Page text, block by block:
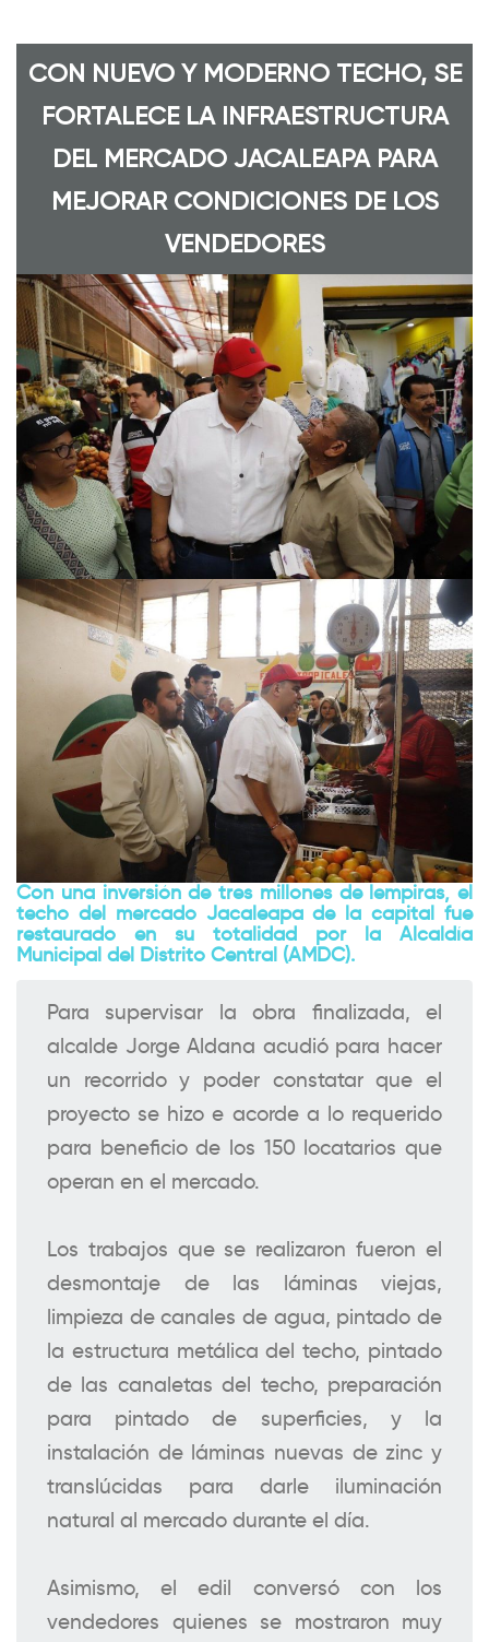
CON NUEVO Y MODERNO TECHO, SE
FORTALECE LA INFRAESTRUCTURA
DEL MERCADO JACALEAPA PARA
MEJORAR CONDICIONES DE LOS
VENDEDORES
Con una inversión de tres millones de lempiras, el
techo del mercado Jacaleapa de la capital fue
restaurado en su totalidad por la Alcaldía
Municipal del Distrito Central (AMDC).
Para supervisar la obra finalizada, el
alcalde Jorge Aldana acudió para hacer
un recorrido y poder constatar que el
proyecto se hizo e acorde a lo requerido
para beneficio de los 150 locatarios que
operan en el mercado.
Los trabajos que se realizaron fueron el
desmontaje de las láminas viejas,
limpieza de canales de agua, pintado de
la estructura metálica del techo, pintado
de las canaletas del techo, preparación
para pintado de superficies, y la
instalación de láminas nuevas de zinc y
translúcidas para darle iluminación
natural al mercado durante el día.
Asimismo, el edil conversó con los
vendedores quienes se mostraron muy